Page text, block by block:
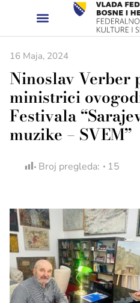
16 Maja, 2024
Ninoslav Verber
ministrici
Festivala
muzike – SVEM”
Broj pregleda: 15